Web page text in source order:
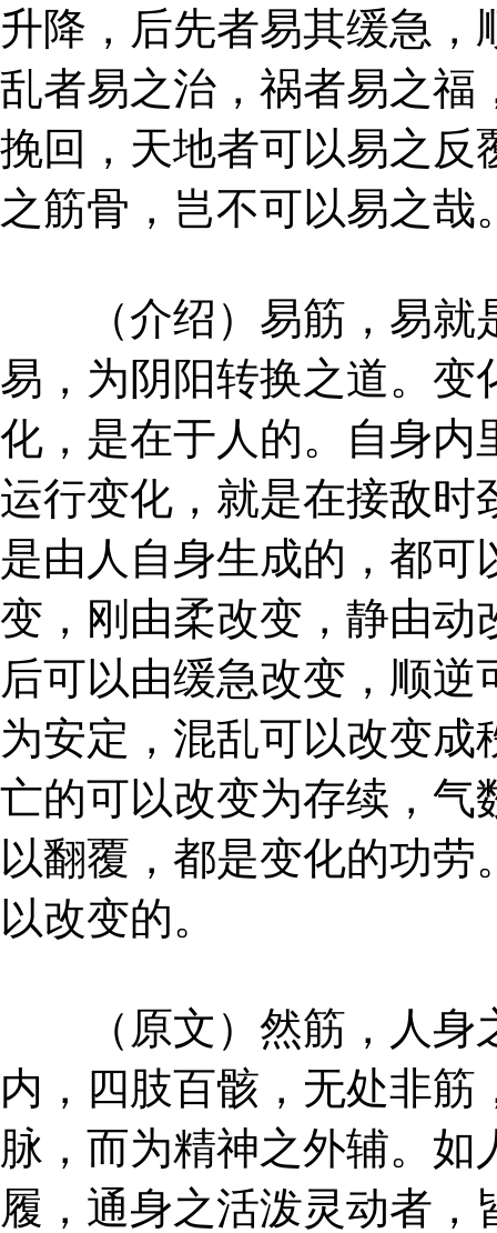
升降，后先者易其缓急
乱者易之治，祸者易之福
挽回，天地者可以易之反
之筋骨，岂不可以易之哉
（介绍）易筋，易就
易，为阴阳转换之道。变
化，是在于人的。自身内
运行变化，就是在接敌时
是由人自身生成的，都
变，刚由柔改变，静由动
后可以由缓急改变，顺
为安定，混乱可以改变
亡的可以改变为存续，气
以翻覆，都是变化的功
以改变的。
（原文）然筋，人身
内，四肢百骸，无处非
脉，而为精神之外辅。
履，通身之活泼灵动者